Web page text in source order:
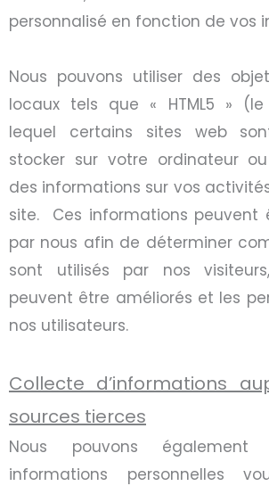
personnalisé en fonction de vos
Nous pouvons utiliser des
locaux tels que « HTML5 »
lequel certains sites web
stocker sur votre ordinateur
des informations sur vos
site. Ces informations peuvent
par nous afin de déterminer
sont utilisés par nos
peuvent être améliorés et les
nos utilisateurs.
Collecte d’informations
sources tierces
Nous pouvons également
informations personnelles